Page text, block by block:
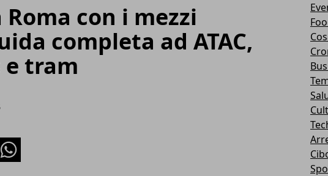
con i mezzi
completa ad ATAC,
e tram
Whatsapp